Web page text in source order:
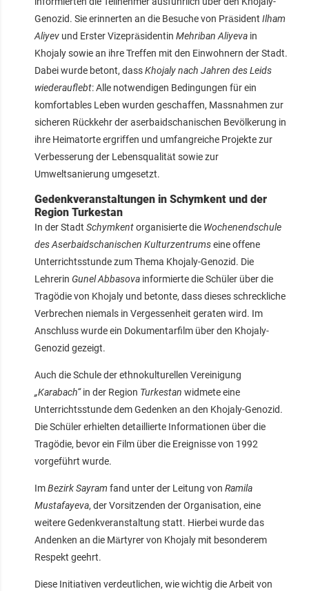
Genozid. Sie erinnerten an die Besuche von Präsident Ilham
Aliyev und Erster Vizepräsidentin Mehriban Aliyeva in
Khojaly sowie an ihre Treffen mit den Einwohnern der Stadt.
Dabei wurde betont, dassKhojaly nach Jahren des Leids
wiederauflebt: Alle notwendigen Bedingungen für ein
komfortables Leben wurden geschaffen, Massnahmen zur
sicheren Rückkehr der aserbaidschanischen Bevölkerung in
ihre Heimatorte ergriffen und umfangreiche Projekte zur
Verbesserung der Lebensqualität sowie zur
Umweltsanierung umgesetzt.
Gedenkveranstaltungen in Schymkent und der
Region Turkestan
In der Stadt Schymkentorganisierte die Wochenendschule
des Aserbaidschanischen Kulturzentrumseine offene
Unterrichtsstunde zum Thema Khojaly-Genozid. Die
Lehrerin Gunel Abbasova informierte die Schüler über die
Tragödie von Khojaly und betonte, dass dieses schreckliche
Verbrechen niemals in Vergessenheit geraten wird. Im
Anschluss wurde ein Dokumentarfilm über den Khojaly-
Genozid gezeigt.
Auch die Schule der ethnokulturellen Vereinigung
„Karabach“in der Region Turkestan widmete eine
Unterrichtsstunde dem Gedenken an den Khojaly-Genozid.
Die Schüler erhielten detaillierte Informationen über die
Tragödie, bevor ein Film über die Ereignisse von 1992
vorgeführt wurde.
ImBezirk Sayram fand unter der Leitung von Ramila
Mustafayeva, der Vorsitzenden der Organisation, eine
weitere Gedenkveranstaltung statt. Hierbei wurde das
Andenken an die Märtyrer von Khojaly mit besonderem
Respekt geehrt.
Diese Initiativen verdeutlichen, wie wichtig die Arbeit von